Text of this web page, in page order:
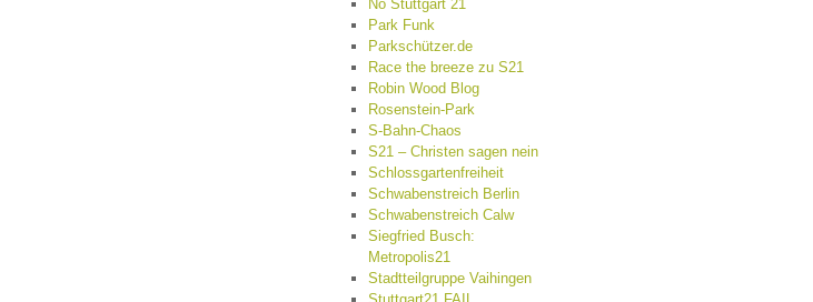
No Stuttgart 21
Park Funk
Parkschützer.de
Race the breeze zu S21
Robin Wood Blog
Rosenstein-Park
S-Bahn-Chaos
S21 – Christen sagen nein
Schlossgartenfreiheit
Schwabenstreich Berlin
Schwabenstreich Calw
Siegfried Busch:
Metropolis21
Stadtteilgruppe Vaihingen